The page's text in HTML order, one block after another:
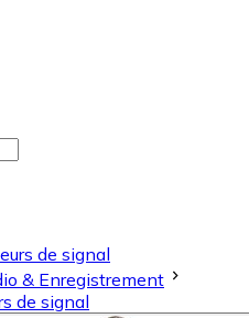
de signal
& En­re­gis­tre­ment
de signal